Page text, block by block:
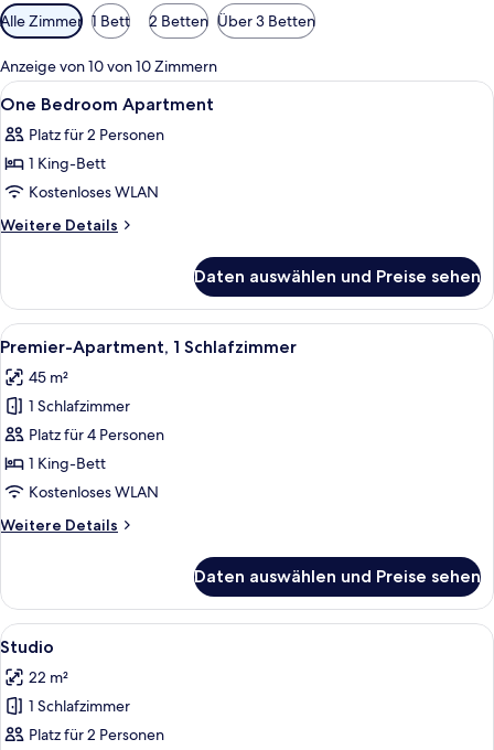
Verfügbare
Filter
für
Zimmer
Alle Zimmer 1 Bett 2 Betten Über 3 Betten
Anzeige von 10 von 10 Zimmern
Alle
Fotos
für
One
Bedroom
Apartment
Hochwertige Bettwaren,
8
One Bedroom Apartment
Platz für 2 Personen
1 King-Bett
Kostenloses WLAN
Weitere Details
Weitere
Bedroom
Apartment
Daten auswählen und Preise sehen
Alle
Fotos
für
Premier-
Apartment,
1
Schlafzimmer
Ein Hotelzimmer mit einem großen
14
Premier-Apartment, 1 Schlafzimmer
45 m²
1 Schlafzimmer
Platz für 4 Personen
1 King-Bett
Kostenloses WLAN
Weitere Details
Weitere
Apartment,
Schlafzimmer
Daten auswählen und Preise sehen
Alle
Fotos
für
Studio
anzeigen
Ein Hotelzimmer mit Sofa, Sessel,
11
Studio
22 m²
1 Schlafzimmer
Platz für 2 Personen